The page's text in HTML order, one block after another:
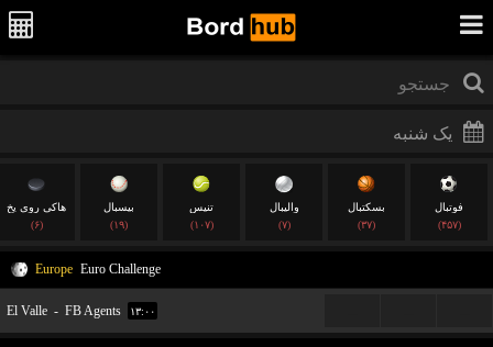
فوتبال
(۴۵۷)
بسکتبال
(۳۷)
والیبال
(۷)
تنیس
(۱۰۷)
بیسبال
(۱۹)
هاکی روی یخ
(۶)
Europe Euro Challenge
El Valle - FB Agents ۱۳:۰۰